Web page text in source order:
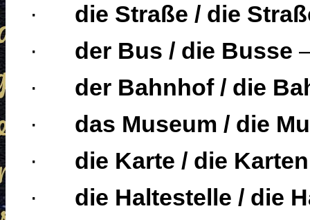
·
die Straße / die
·
der Bus / die Busse
·
der Bahnhof / die
·
das Museum / die
·
die Karte / die Karten
·
die Haltestelle / die